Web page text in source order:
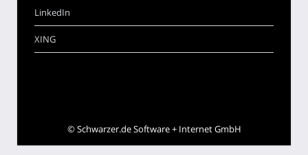
LinkedIn
XING
©Schwarzer.de Software + Internet GmbH